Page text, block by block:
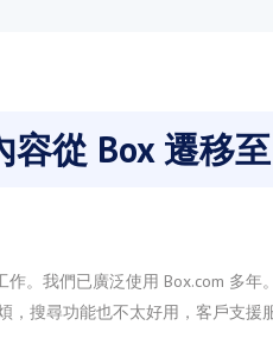
從 Box 遷移
。我們已廣泛使用 Box.com 多年。
，搜尋功能也不太好用，客戶支